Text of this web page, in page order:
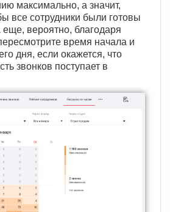
максимально, а значит,
все сотрудники были готовы
еще, вероятно, благодаря
время начала и
дня, если окажется, что
звонков поступает в